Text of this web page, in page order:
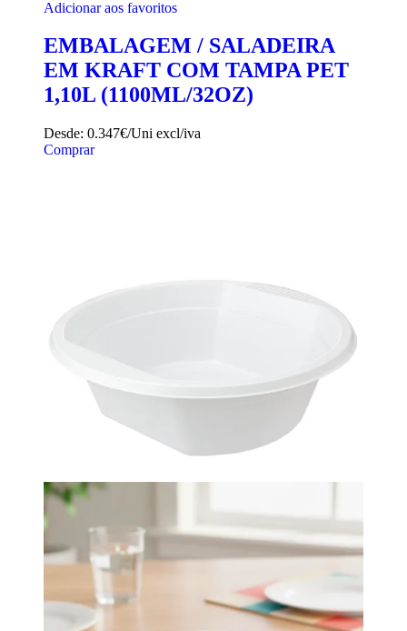
Adicionar aos favoritos
EMBALAGEM / SALADEIRA
EM KRAFT COM TAMPA PET
1,10L (1100ML/32OZ)
Desde: 0.347€/Uni excl/iva
Comprar